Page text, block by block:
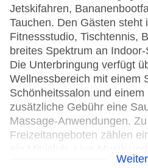
Jetskifahren,
Tauchen. Den Gästen steht
Fitnessstudio, Tischtennis,
breites Spektrum an
Die Unterbringung verfügt
Wellnessbereich mit einem
Schönheitssalon und
zusätzliche Gebühr eine
Massage-Anwendungen.
Freizeitangeboten zählen